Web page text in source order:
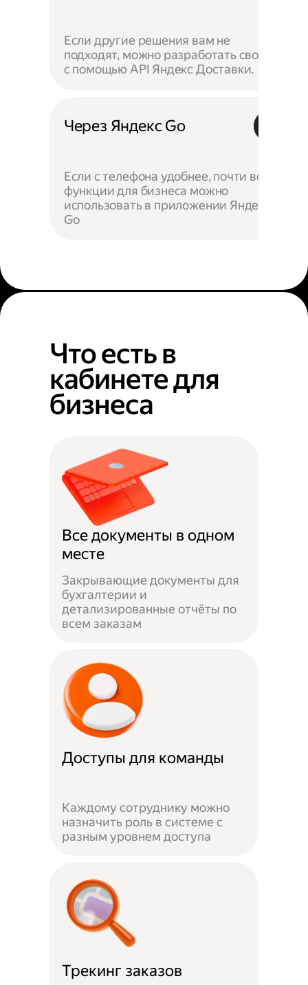
Если другие решения вам не
подходят, можно разработать своё —
с помощью API Яндекс Доставки.
Через Яндекс Go
Если с телефона удобнее, почти все
функции для бизнеса можно
использовать в приложении Яндекс
Go
Что есть в
кабинете для
бизнеса
Все документы в одном
месте
Закрывающие документы для
бухгалтерии и
детализированные отчёты по
всем заказам
Доступы для команды
Каждому сотруднику можно
назначить роль в системе с
разным уровнем доступа
Трекинг заказов